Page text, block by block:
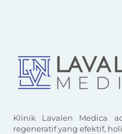
Klinik Lavalen Medica
regeneratif yang efektif,